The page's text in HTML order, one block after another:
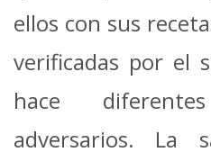
ellos con sus
verificadas por el
hace
adversarios.